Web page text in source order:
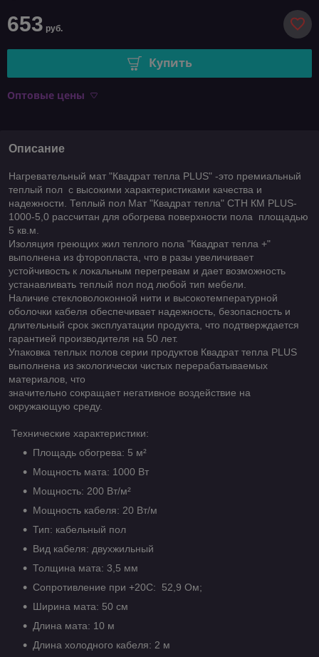
653 руб.
Купить
Оптовые цены
Описание
Нагревательный мат "Квадрат тепла PLUS" -это премиальный
теплый пол с высокими характеристиками качества и
надежности. Теплый пол Мат "Квадрат тепла" СТН КМ PLUS-
1000-5,0 рассчитан для обогрева поверхности пола площадью
5 кв.м.
Изоляция греющих жил теплого пола "Квадрат тепла +"
выполнена из фторопласта, что в разы увеличивает
устойчивость к локальным перегревам и дает возможность
устанавливать теплый пол под любой тип мебели.
Наличие стекловолоконной нити и высокотемпературной
оболочки кабеля обеспечивает надежность, безопасность и
длительный срок эксплуатации продукта, что подтверждается
гарантией производителя на 50 лет.
Упаковка теплых полов серии продуктов Квадрат тепла PLUS
выполнена из экологически чистых перерабатываемых
материалов, что
значительно сокращает негативное воздействие на
окружающую среду.
Технические характеристики:
Площадь обогрева: 5 м²
Мощность мата: 1000 Вт
Мощность: 200 Вт/м²
Мощность кабеля: 20 Вт/м
Тип: кабельный пол
Вид кабеля: двухжильный
Толщина мата: 3,5 мм
Сопротивление при +20С: 52,9 Ом;
Ширина мата: 50 см
Длина мата: 10 м
Длина холодного кабеля: 2 м